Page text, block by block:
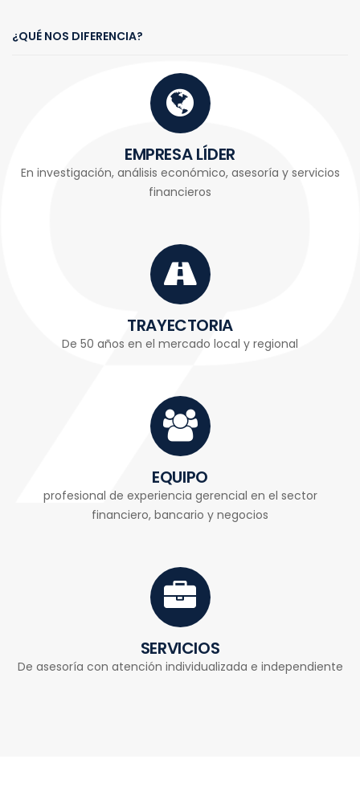
¿QUÉ NOS DIFERENCIA?
EMPRESA LÍDER
En investigación, análisis económico, asesoría y servicios
financieros
TRAYECTORIA
De 50 años en el mercado local y regional
EQUIPO
profesional de experiencia gerencial en el sector
financiero, bancario y negocios
SERVICIOS
De asesoría con atención individualizada e independiente